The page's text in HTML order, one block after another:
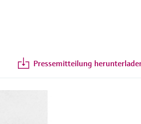
Pressemitteilung